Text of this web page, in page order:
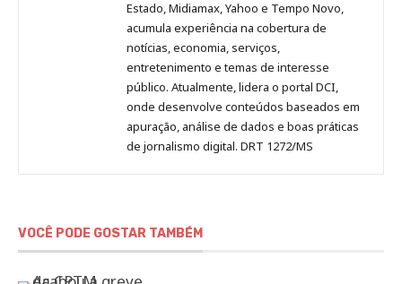
Estado, Midiamax, Yahoo e Tempo Novo,
acumula experiência na cobertura de
notícias, economia, serviços,
entretenimento e temas de interesse
público. Atualmente, lidera o portal DCI,
onde desenvolve conteúdos baseados em
apuração, análise de dados e boas práticas
de jornalismo digital. DRT 1272/MS
VOCÊ PODE GOSTAR TAMBÉM